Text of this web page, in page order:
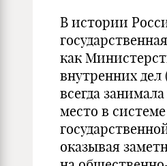
В истории
как
внутренних
всегда
место в системе
оказывая